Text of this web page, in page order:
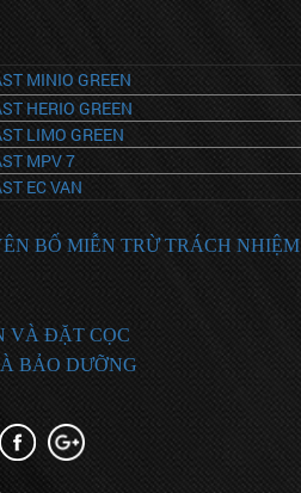
MINIO GREEN
HERIO GREEN
LIMO GREEN
MPV 7
EC VAN
BỐ MIỄN TRỪ TRÁCH NHIỆM
VÀ ĐẶT CỌC
BẢO DƯỠNG